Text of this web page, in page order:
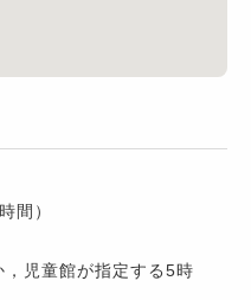
間）
，児童館が指定する5時